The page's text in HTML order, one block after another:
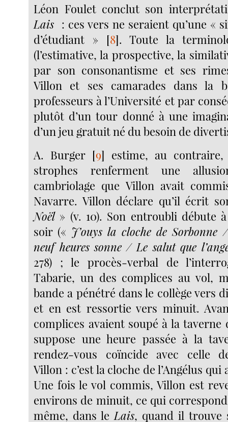
Léon Foulet conclut son
Lais : ces vers ne seraient qu’une «
d’étudiant » [8]. Toute la
(l’estimative, la prospective, la
par son consonantisme et ses
Villon et ses camarades dans la
professeurs à l’Université et par
plutôt d’un tour donné à une
d’un jeu gratuit né du besoin de
A. Burger [9] estime, au
strophes renferment une
cambriolage que Villon avait
Navarre. Villon déclare qu’il écrit
Noël» (v. 10). Son entroubli débute
soir (« J’ouys la cloche de
neuf heures sonne / Le salut que
278) ; le procès-verbal de
Tabarie, un des complices au vol,
bande a pénétré dans le collège vers
et en est ressortie vers minuit.
complices avaient soupé à la taverne
suppose une heure passée à la
rendez-vous coïncide avec celle
Villon : c’est la cloche de l’Angélus qui
Une fois le vol commis, Villon est
environs de minuit, ce qui
même, dans le Lais, quand il trouve